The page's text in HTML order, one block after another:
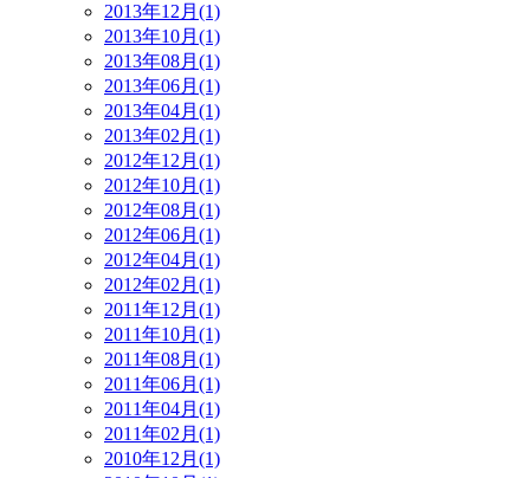
2013年12月(1)
2013年10月(1)
2013年08月(1)
2013年06月(1)
2013年04月(1)
2013年02月(1)
2012年12月(1)
2012年10月(1)
2012年08月(1)
2012年06月(1)
2012年04月(1)
2012年02月(1)
2011年12月(1)
2011年10月(1)
2011年08月(1)
2011年06月(1)
2011年04月(1)
2011年02月(1)
2010年12月(1)